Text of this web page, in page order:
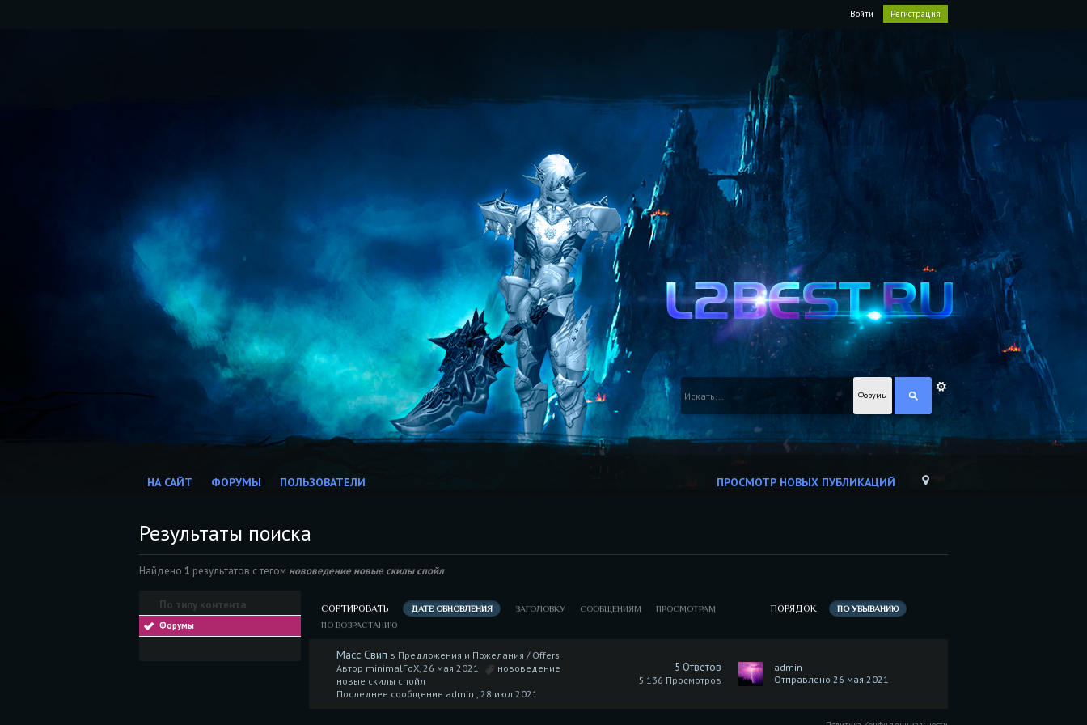
Войти Регистрация
Форумы
ПРОСМОТР НОВЫХ ПУБЛИКАЦИЙ
НА САЙТ ФОРУМЫ ПОЛЬЗОВАТЕЛИ
Результаты поиска
Найдено 1 результатов с тегом нововедение новые скилы спойл
По типу контента
Форумы
СОРТИРОВАТЬ ДАТЕ ОБНОВЛЕНИЯ ЗАГОЛОВКУ СООБЩЕНИЯМ ПРОСМОТРАМ ПОРЯДОК
ПО УБЫВАНИЮ
ПО ВОЗРАСТАНИЮ
Масс Свип в Предложения и Пожелания / Offers
Автор minimalFoX, 26 мая 2021
нововедение
новые скилы спойл
Последнее сообщение admin , 28 июл 2021
5 Ответов
5 136 Просмотров
admin
Отправлено 26 мая 2021